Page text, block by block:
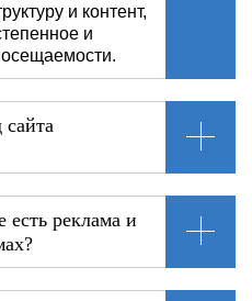
и контент,
и
реклама и